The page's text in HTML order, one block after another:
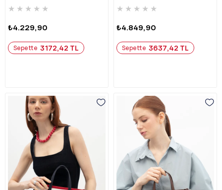
★ ★ ★ ★ ★
₺4.229,90
Sepette 3172,42 TL
★ ★ ★ ★ ★
₺4.849,90
Sepette 3637,42 TL